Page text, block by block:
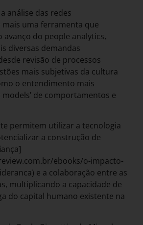
análise das redes
mais uma ferramenta que
do people analytics,
diversas demandas
revisão de processos
mais subjetivas da cultura
o entendimento mais
de comportamentos e
permitem utilizar a tecnologia
a construção de
ebooks/o-impacto-
e a colaboração entre as
multiplicando a capacidade de
do capital humano existente na